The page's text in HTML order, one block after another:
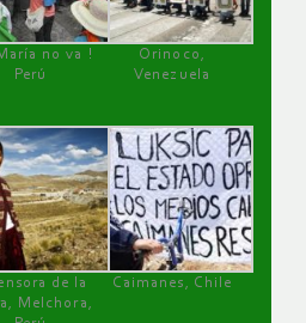
no va !
Perú
Orinoco,
Venezuela
de la
Melchora,
Caimanes, Chile